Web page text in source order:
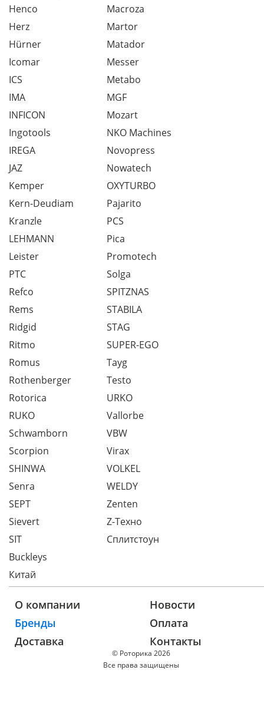
Henco
Herz
Hürner
Icomar
ICS
IMA
INFICON
Ingotools
IREGA
JAZ
Kemper
Kern-Deudiam
Kranzle
LEHMANN
Leister
Macroza
Martor
Matador
Messer
Metabo
MGF
Mozart
NKO Machines
Novopress
Nowatech
OXYTURBO
Pajarito
PCS
Pica
Promotech
PTC
Refco
Rems
Ridgid
Ritmo
Romus
Rothenberger
Rotorica
RUKO
Schwamborn
Scorpion
SHINWA
Senra
SEPT
Sievert
SIT
Solga
SPITZNAS
STABILA
STAG
SUPER-EGO
Tayg
Testo
URKO
Vallorbe
VBW
Virax
VOLKEL
WELDY
Zenten
Z-Техно
Сплитстоун
Buckleys
Китай
© Роторика 2026
Все права защищены
О компании
Новости
Бренды
Оплата
Доставка
Контакты